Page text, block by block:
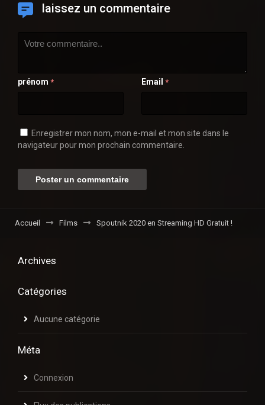
laissez un commentaire
prénom * Email *
Enregistrer mon nom, mon e-mail et mon site dans le
navigateur pour mon prochain commentaire.
Accueil Films Spoutnik 2020 en Streaming HD Gratuit !
Archives
Catégories
Aucune catégorie
Méta
Connexion